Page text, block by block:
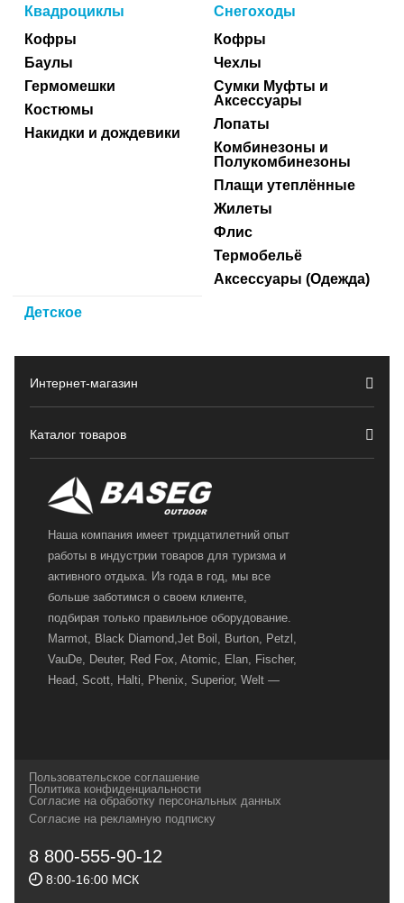
Квадроциклы
Кофры
Баулы
Гермомешки
Костюмы
Накидки и дождевики
Снегоходы
Кофры
Чехлы
Сумки Муфты и
Аксессуары
Лопаты
Комбинезоны и
Полукомбинезоны
Плащи утеплённые
Жилеты
Флис
Термобельё
Аксессуары (Одежда)
Детское
Интернет-магазин
Каталог товаров
Наша компания имеет тридцатилетний опыт
работы в индустрии товаров для туризма и
активного отдыха. Из года в год, мы все
больше заботимся о своем клиенте,
подбирая только правильное оборудование.
Marmot, Black Diamond,Jet Boil, Burton, Petzl,
VauDe, Deuter, Red Fox, Atomic, Elan, Fischer,
Head, Scott, Halti, Phenix, Superior, Welt —
и взыскательных путешественников,
спортсменов и отдыхающих.
Геннадьевич
ИНН 590300057023 ОГРН 304590319000121
Пользовательское соглашение
Политика конфиденциальности
Согласие на обработку персональных данных
Согласие на рекламную подписку
8 800-555-90-12
8:00-16:00 МСК